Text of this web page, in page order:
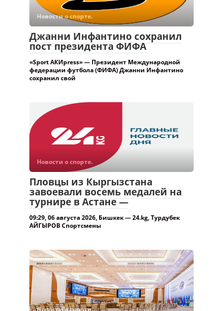
Новости о спорте.
Джанни Инфантино сохранил
пост президента ФИФА
«Sport АКИpress» — Президент Международной
федерации футбола (ФИФА) Джанни Инфантино
сохранил свой
Новости о спорте.
Пловцы из Кыргызстана
завоевали восемь медалей на
турнире в Астане —
09:29, 06 августа 2026, Бишкек — 24.kg, Турдубек
АЙГЫРОВ Спортсмены
Новости о спорте.